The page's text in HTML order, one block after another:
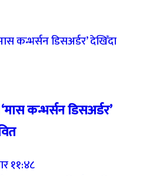
कन्भर्सन डिसअर्डर’
११:४८